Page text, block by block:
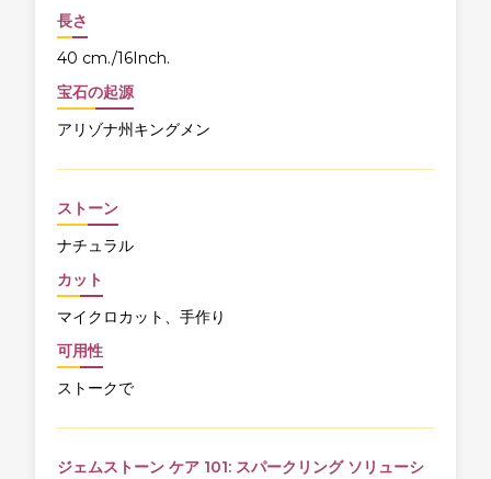
長さ
40 cm./16Inch.
宝石の起源
アリゾナ州キングメン
ストーン
ナチュラル
カット
マイクロカット、手作り
可用性
ストークで
ジェムストーン ケア 101: スパークリング ソリューシ